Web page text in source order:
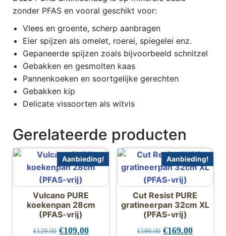
zonder PFAS en vooral geschikt voor:
Vlees en groente, scherp aanbragen
Eier spijzen als omelet, roerei, spiegelei enz.
Gepaneerde spijzen zoals bijvoorbeeld schnitzel
Gebakken en gesmolten kaas
Pannenkoeken en soortgelijke gerechten
Gebakken kip
Delicate vissoorten als witvis
Gerelateerde producten
Aanbieding!
Vulcano PURE
koekenpan 28cm
(PFAS-vrij)
€129.00 Oorspronkelijke prijs was: €129.00.
€109.00Huidige prijs is: €109.00.
Aanbieding!
Cut Resist PURE
gratineerpan 32cm XL
(PFAS-vrij)
€199.00 Oorspronkelijke
€169.00Huidige